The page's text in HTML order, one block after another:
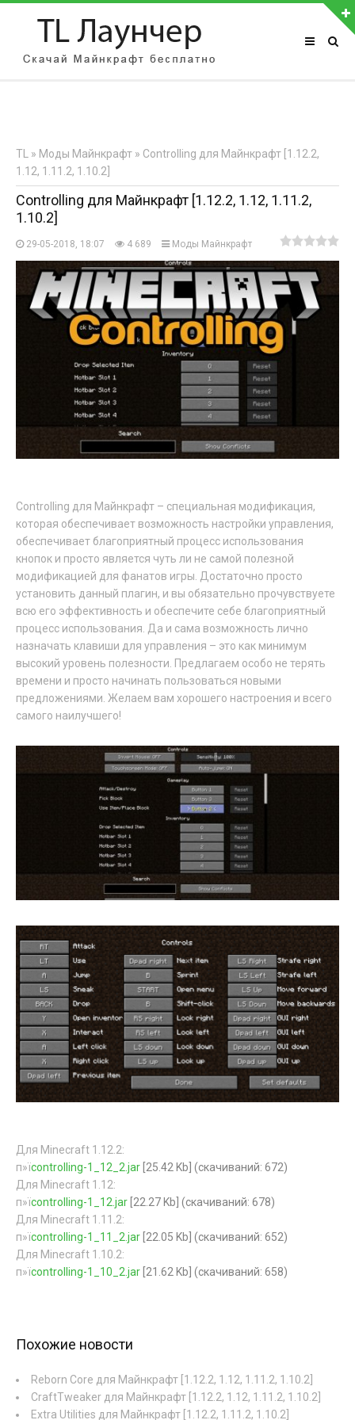
АВТОРИЗАЦИЯ НА САЙТЕ
Регистрация
TL » Моды Майнкрафт » Controlling для Майнкрафт [1.12.2,
1.12, 1.11.2, 1.10.2]
Controlling для Майнкрафт [1.12.2, 1.12, 1.11.2,
1.10.2]
29-05-2018, 18:07 4 689 Моды Майнкрафт
Controlling для Майнкрафт – специальная модификация,
которая обеспечивает возможность настройки управления,
обеспечивает благоприятный процесс использования
кнопок и просто является чуть ли не самой полезной
модификацией для фанатов игры. Достаточно просто
установить данный плагин, и вы обязательно прочувствуете
всю его эффективность и обеспечите себе благоприятный
процесс использования. Да и сама возможность лично
назначать клавиши для управления – это как минимум
высокий уровень полезности. Предлагаем особо не терять
времени и просто начинать пользоваться новыми
предложениями. Желаем вам хорошего настроения и всего
самого наилучшего!
Для Minecraft 1.12.2:
п»їcontrolling-1_12_2.jar [25.42 Kb] (cкачиваний: 672)
Для Minecraft 1.12:
п»їcontrolling-1_12.jar [22.27 Kb] (cкачиваний: 678)
Для Minecraft 1.11.2:
п»їcontrolling-1_11_2.jar [22.05 Kb] (cкачиваний: 652)
Для Minecraft 1.10.2:
п»їcontrolling-1_10_2.jar [21.62 Kb] (cкачиваний: 658)
Похожие новости
Reborn Core для Майнкрафт [1.12.2, 1.12, 1.11.2, 1.10.2]
CraftTweaker для Майнкрафт [1.12.2, 1.12, 1.11.2, 1.10.2]
Extra Utilities для Майнкрафт [1.12.2, 1.11.2, 1.10.2]